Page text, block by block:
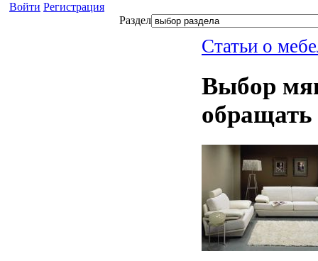
Войти Регистрация
Раздел
Статьи о
Выбор